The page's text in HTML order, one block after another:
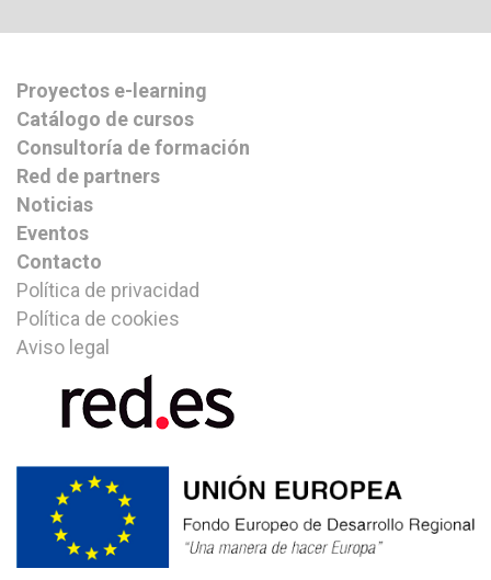
Proyectos e-learning
Catálogo de cursos
Consultoría de formación
Red de partners
Noticias
Eventos
Contacto
Política de privacidad
Política de cookies
Aviso legal